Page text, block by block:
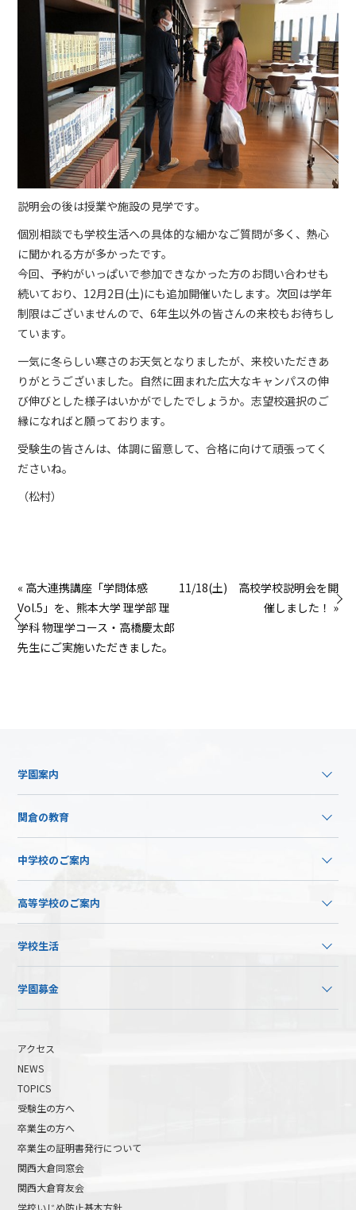
説明会の後は授業や施設の見学です。
個別相談でも学校生活への具体的な細かなご質問が多く、熱心
に聞かれる方が多かったです。
今回、予約がいっぱいで参加できなかった方のお問い合わせも
続いており、12月2日(土)にも追加開催いたします。次回は学年
制限はございませんので、6年生以外の皆さんの来校もお待ちし
ています。
一気に冬らしい寒さのお天気となりましたが、来校いただきあ
りがとうございました。自然に囲まれた広大なキャンパスの伸
び伸びとした様子はいかがでしたでしょうか。志望校選択のご
縁になればと願っております。
受験生の皆さんは、体調に留意して、合格に向けて頑張ってく
ださいね。
（松村）
« 高大連携講座「学問体感
Vol.5」を、熊本大学 理学部 理
学科 物理学コース・高橋慶太郎
先生にご実施いただきました。
11/18(土) 高校学校説明会を開
催しました！ »
学園案内
関倉の教育
中学校のご案内
高等学校のご案内
学校生活
学園募金
アクセス
NEWS
TOPICS
受験生の方へ
卒業生の方へ
卒業生の証明書発行について
関西大倉同窓会
関西大倉育友会
学校いじめ防止基本方針